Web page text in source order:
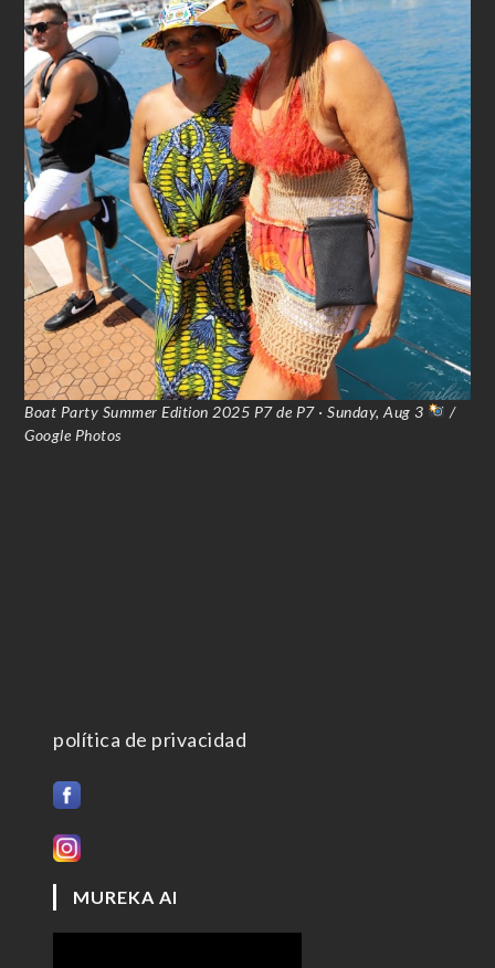
Boat Party Summer Edition 2025 P7 de P7 · Sunday, Aug 3
/
Google Photos
política de privacidad
MUREKA AI